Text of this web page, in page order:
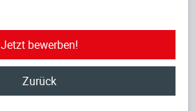
Jetzt bewerben!
Zurück